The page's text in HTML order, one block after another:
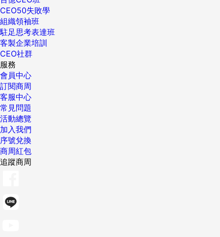
CEO50失敗學
組織領袖班
駐足思考表達班
客製企業培訓
CEO社群
服務
會員中心
訂閱商周
客服中心
常見問題
活動總覽
加入我們
序號兌換
商周紅包
追蹤商周